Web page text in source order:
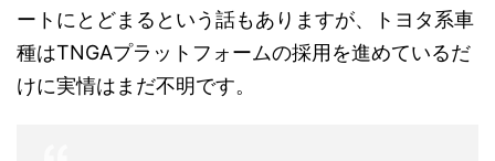
ートにとどまるという話もありますが、トヨタ系車
種はTNGAプラットフォームの採用を進めているだ
けに実情はまだ不明です。